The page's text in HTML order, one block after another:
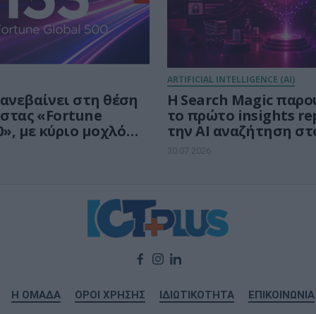
στη θέση
«Fortune
με κύριο μοχλό
την Τεχνητή
ARTIFICIAL INTELLIGENCE (AI)
Η Search Magic
το πρώτο insights
την AI αναζήτηση
ελληνικό e-commerce
30.07.2026
Η ΟΜΑΔΑ ΟΡΟΙ ΧΡΗΣΗΣ ΙΔΙΩΤΙΚΟΤΗΤΑ ΕΠΙΚΟΙΝΩΝΙΑ